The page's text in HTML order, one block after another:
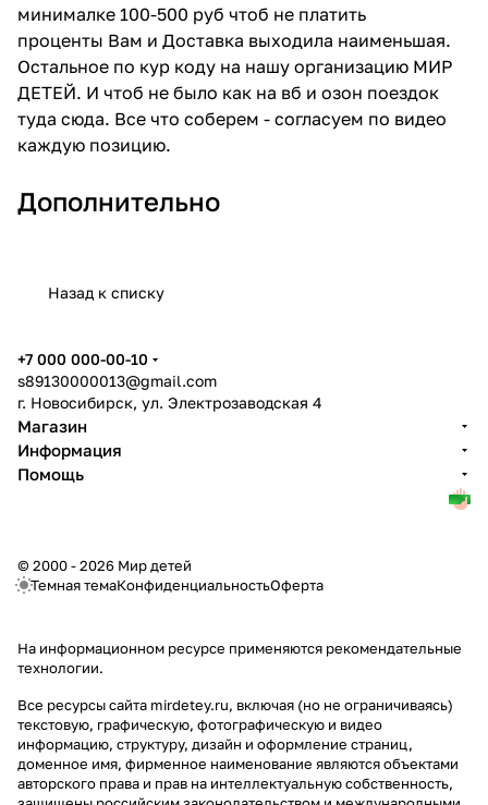
минималке 100-500 руб чтоб не платить
проценты Вам и Доставка выходила наименьшая.
Остальное по кур коду на нашу организацию МИР
ДЕТЕЙ. И чтоб не было как на вб и озон поездок
туда сюда. Все что соберем - согласуем по видео
каждую позицию.
Дополнительно
Назад к списку
+7 000 000-00-10
s89130000013@gmail.com
г. Новосибирск, ул. Электрозаводская 4
Магазин
Информация
Помощь
© 2000 - 2026 Мир детей
Темная темаКонфиденциальностьОферта
На информационном ресурсе применяются рекомендательные
технологии.
Все ресурсы сайта mirdetey.ru, включая (но не ограничиваясь)
текстовую, графическую, фотографическую и видео
информацию, структуру, дизайн и оформление страниц,
доменное имя, фирменное наименование являются объектами
авторского права и прав на интеллектуальную собственность,